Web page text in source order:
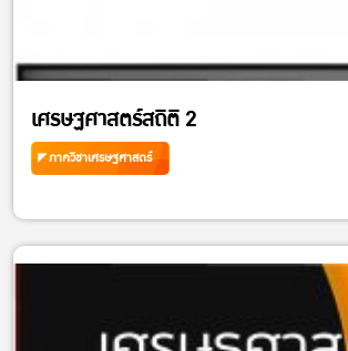
เศรษฐศาสตร์สถิติ 2
ภาควิชาเศรษฐศาสตร์